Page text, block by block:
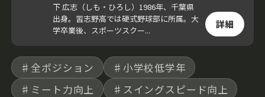
下 広志（しも・ひろし）1986年、千葉県
出身。習志野高では硬式野球部に所属。大
学卒業後、スポーツスクー...
詳細
♯全ポジション
♯小学校低学年
♯ミート力向上
♯スイングスピード向上